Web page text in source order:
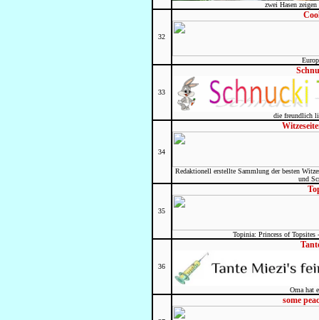
zwei Hasen
32
33
die freundlich
34
Redaktionell erstellte Sammlung der besten
und
35
Topinia: Princess of Topsites
36
Oma hat
some